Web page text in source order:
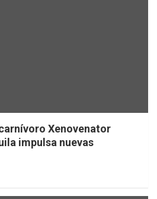
Xenovenator
impulsa nuevas